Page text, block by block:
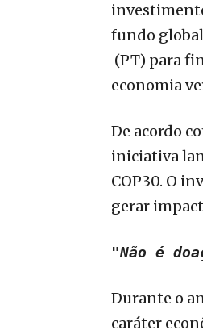
fundo
(PT) para
economia
De acordo
iniciativa
COP30. O
gerar
"Não é
Durante o
caráter